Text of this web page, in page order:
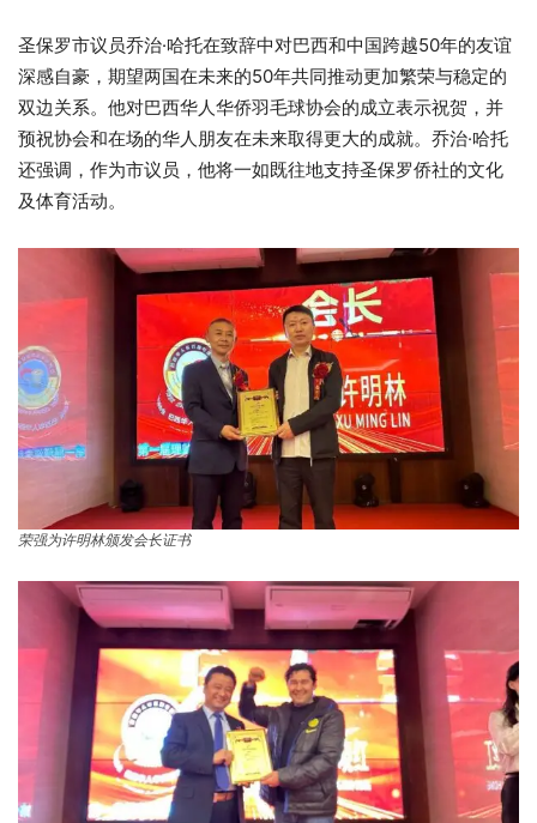
圣保罗市议员乔治·哈托在致辞中对巴西和中国跨越50年的友谊
深感自豪，期望两国在未来的50年共同推动更加繁荣与稳定的
双边关系。他对巴西华人华侨羽毛球协会的成立表示祝贺，并
预祝协会和在场的华人朋友在未来取得更大的成就。乔治·哈托
还强调，作为市议员，他将一如既往地支持圣保罗侨社的文化
及体育活动。
荣强为许明林颁发会长证书